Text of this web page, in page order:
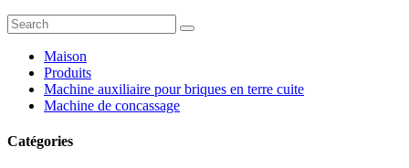
Maison
Produits
Machine auxiliaire pour briques en terre cuite
Machine de concassage
Catégories